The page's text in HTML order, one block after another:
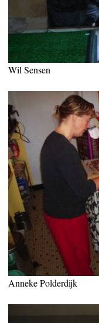
Wil Sensen
Anneke Polderdijk